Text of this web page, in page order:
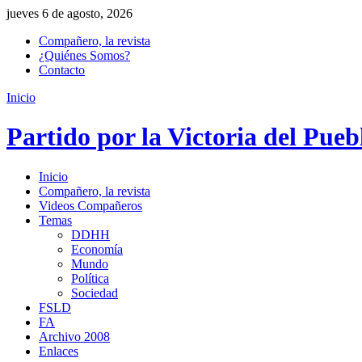
jueves 6 de agosto, 2026
Compañero, la revista
¿Quiénes Somos?
Contacto
Inicio
Partido por la Victoria del
Inicio
Compañero, la revista
Videos Compañeros
Temas
DDHH
Economía
Mundo
Política
Sociedad
FSLD
FA
Archivo 2008
Enlaces